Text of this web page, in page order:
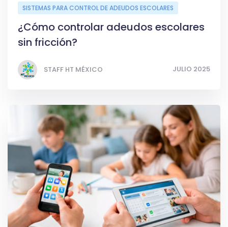
SISTEMAS PARA CONTROL DE ADEUDOS ESCOLARES
¿Cómo controlar adeudos escolares
sin fricción?
STAFF HT MÉXICO JULIO 2025